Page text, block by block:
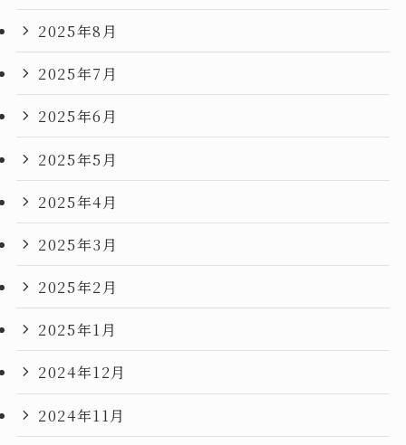
2025年8月
2025年7月
2025年6月
2025年5月
2025年4月
2025年3月
2025年2月
2025年1月
2024年12月
2024年11月